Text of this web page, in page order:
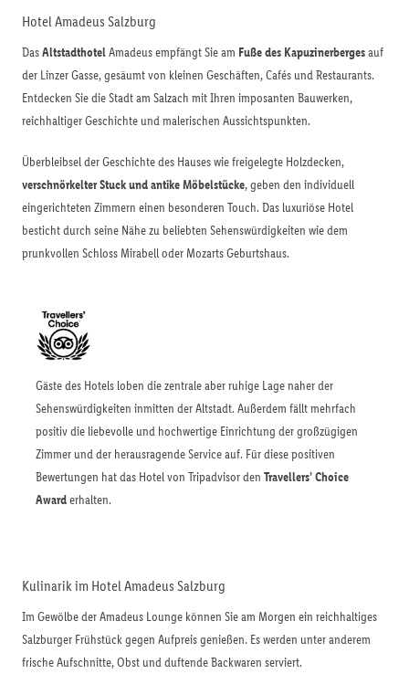
Hotel Amadeus Salzburg
DasAltstadthotelAmadeus empfängt Sie am Fuße des Kapuzinerbergesauf
der Linzer Gasse, gesäumt von kleinen Geschäften, Cafés und Restaurants.
Entdecken Sie die Stadt am Salzach mit Ihren imposanten Bauwerken,
reichhaltiger Geschichte und malerischen Aussichtspunkten.
Überbleibsel der Geschichte des Hauses wie freigelegte Holzdecken,
verschnörkelter Stuck und antike Möbelstücke, geben den individuell
eingerichteten Zimmern einen besonderen Touch. Das luxuriöse Hotel
besticht durch seine Nähe zu beliebten Sehenswürdigkeiten wie dem
prunkvollen Schloss Mirabell oder Mozarts Geburtshaus.
Gäste des Hotels loben die zentrale aber ruhige Lage naher der
Sehenswürdigkeiten inmitten der Altstadt. Außerdem fällt mehrfach
positiv die liebevolle und hochwertige Einrichtung der großzügigen
Zimmer und der herausragende Service auf. Für diese positiven
Bewertungen hat das Hotel von Tripadvisor den Travellers’ Choice
Awarderhalten.
Kulinarik im Hotel Amadeus Salzburg
Im Gewölbe der Amadeus Lounge können Sie am Morgen ein reichhaltiges
Salzburger Frühstück gegen Aufpreis genießen. Es werden unter anderem
frische Aufschnitte, Obst und duftende Backwaren serviert.